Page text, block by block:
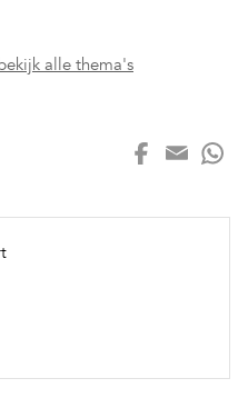
bekijk alle thema's